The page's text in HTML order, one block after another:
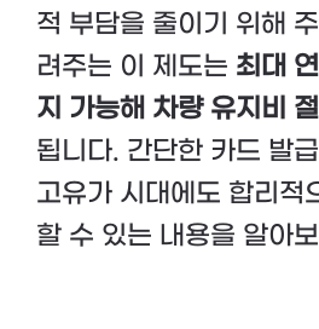
적 부담을 줄이기 위해
려주는 이 제도는 최대
지 가능해 차량 유지비
됩니다. 간단한 카드 발
고유가 시대에도 합리적
할 수 있는 내용을 알아